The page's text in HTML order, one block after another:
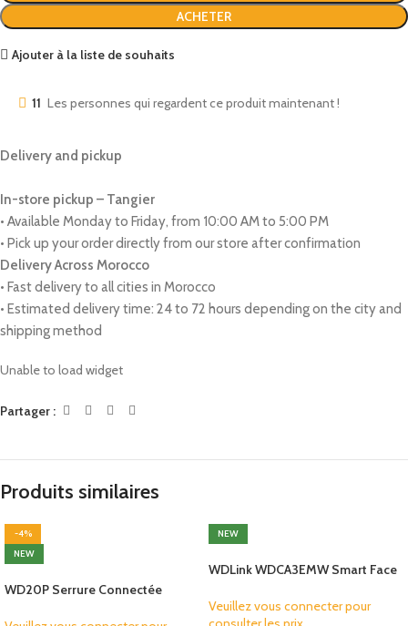
ACHETER
Ajouter à la liste de souhaits
11 Les personnes qui regardent ce produit maintenant !
Delivery and pickup
In-store pickup – Tangier
• Available Monday to Friday, from 10:00 AM to 5:00 PM
• Pick up your order directly from our store after confirmation
Delivery Across Morocco
• Fast delivery to all cities in Morocco
• Estimated delivery time: 24 to 72 hours depending on the city and
shipping method
Unable to load widget
Partager :
Produits similaires
-4%
NEW
WD20P Serrure Connectée
NEW
WDLink WDCA3EMW Smart Face
Tuya WiFi | RFID Card | PIN Code |
IP66
Veuillez vous connecter pour